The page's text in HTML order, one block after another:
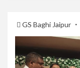
GS Baghi Jaipur